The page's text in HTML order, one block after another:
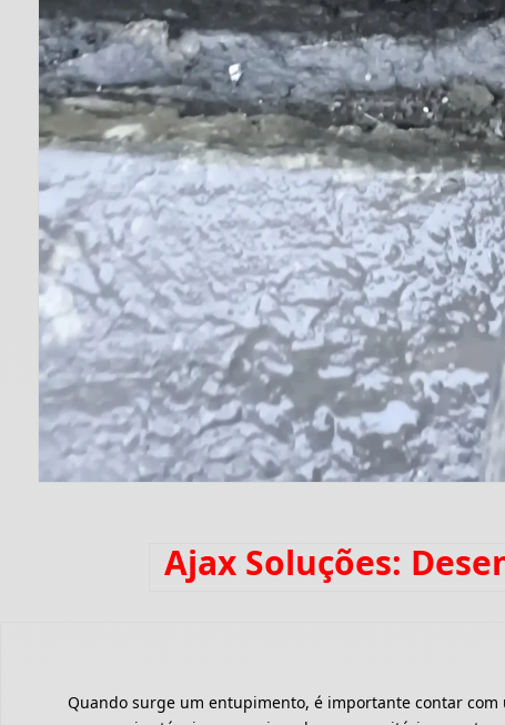
Ajax Soluções:
Quando surge um entupimento, é importante contar